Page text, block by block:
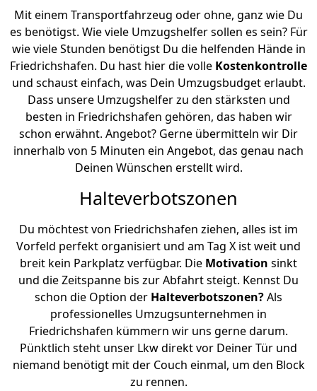
Mit einem Transportfahrzeug oder ohne, ganz wie Du
es benötigst. Wie viele Umzugshelfer sollen es sein? Für
wie viele Stunden benötigst Du die helfenden Hände in
Friedrichshafen. Du hast hier die volle Kostenkontrolle
und schaust einfach, was Dein Umzugsbudget erlaubt.
Dass unsere Umzugshelfer zu den stärksten und
besten in Friedrichshafen gehören, das haben wir
schon erwähnt. Angebot? Gerne übermitteln wir Dir
innerhalb von 5 Minuten ein Angebot, das genau nach
Deinen Wünschen erstellt wird.
Halteverbotszonen
Du möchtest von Friedrichshafen ziehen, alles ist im
Vorfeld perfekt organisiert und am Tag X ist weit und
breit kein Parkplatz verfügbar. Die Motivation sinkt
und die Zeitspanne bis zur Abfahrt steigt. Kennst Du
schon die Option der Halteverbotszonen?Als
professionelles Umzugsunternehmen in
Friedrichshafen kümmern wir uns gerne darum.
Pünktlich steht unser Lkw direkt vor Deiner Tür und
niemand benötigt mit der Couch einmal, um den Block
zu rennen.